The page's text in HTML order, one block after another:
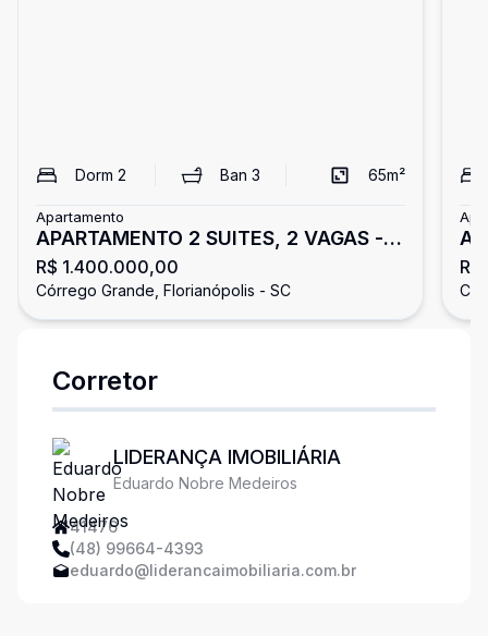
Dorm 2 Ban3 65m²
Apartamento
APARTAMENTO 2 SUITES, 2 VAGAS -
CORREGO GRANDE
R$ 1.400.000,00
Córrego Grande, Florianópolis - SC
Corretor
LIDERANÇA IMOBILIÁRIA
Eduardo Nobre Medeiros
41476
(48) 99664-4393
eduardo@liderancaimobiliaria.com.br